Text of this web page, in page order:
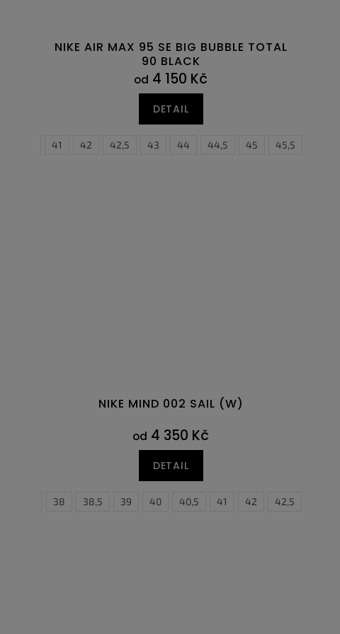
45,5 46 47 47,5
NIKE AIR MAX 95 SE BIG BUBBLE TOTAL
90 BLACK
od 4 150 Kč
DETAIL
41 42 42,5 43 44 44,5 45 45,5
NIKE MIND 002 SAIL (W)
od 4 350 Kč
DETAIL
38 38,5 39 40 40,5 41 42 42,5